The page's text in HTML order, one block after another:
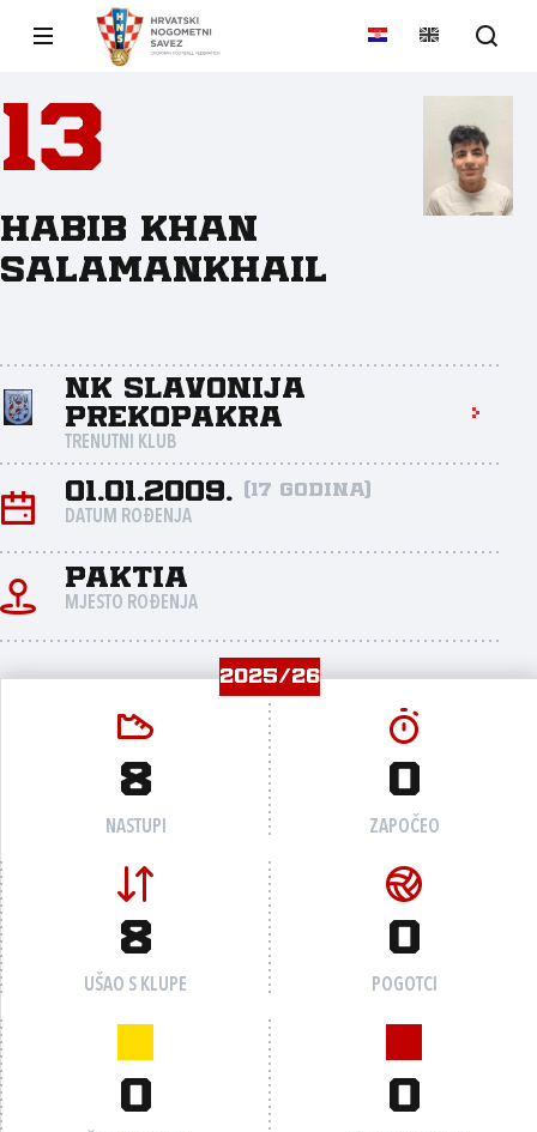
13
Habib Khan
Salamankhail
NK Slavonija
Prekopakra
TRENUTNI KLUB
01.01.2009. (17 godina)
DATUM ROĐENJA
Paktia
MJESTO ROĐENJA
2025/26
8
NASTUPI
0
ZAPOČEO
8
UŠAO S KLUPE
0
POGOTCI
0 0